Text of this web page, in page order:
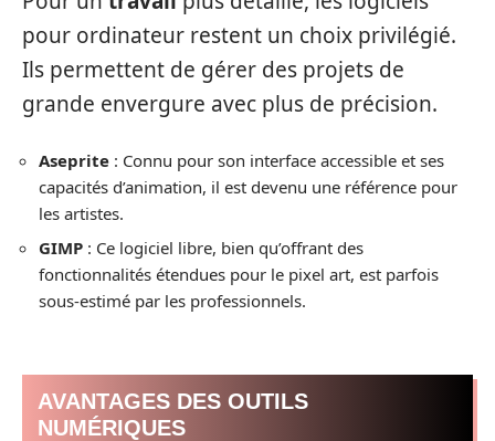
pour ordinateur restent un choix privilégié.
Ils permettent de gérer des projets de
grande envergure avec plus de précision.
Aseprite : Connu pour son interface accessible et ses
capacités d’animation, il est devenu une référence pour
les artistes.
GIMP : Ce logiciel libre, bien qu’offrant des
fonctionnalités étendues pour le pixel art, est parfois
sous-estimé par les professionnels.
AVANTAGES DES OUTILS
NUMÉRIQUES